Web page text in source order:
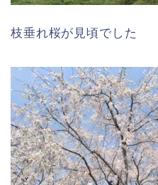
枝垂れ桜が見頃でした